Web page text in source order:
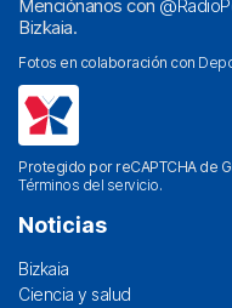
Menciónanos con
Bizkaia.
Fotos en colaboración con
Protegido por reCAPTCHA de
Términos del servicio.
Noticias
Bizkaia
Ciencia y salud